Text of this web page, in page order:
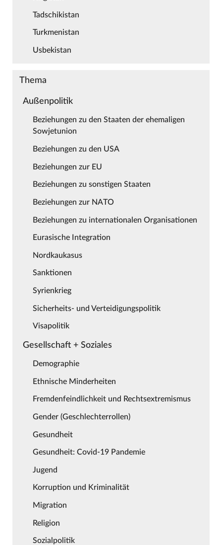
Tadschikistan
Turkmenistan
Usbekistan
Thema
Außenpolitik
Beziehungen zu den Staaten der ehemaligen
Sowjetunion
Beziehungen zu den USA
Beziehungen zur EU
Beziehungen zu sonstigen Staaten
Beziehungen zur NATO
Beziehungen zu internationalen Organisationen
Eurasische Integration
Nordkaukasus
Sanktionen
Syrienkrieg
Sicherheits- und Verteidigungspolitik
Visapolitik
Gesellschaft + Soziales
Demographie
Ethnische Minderheiten
Fremdenfeindlichkeit und Rechtsextremismus
Gender (Geschlechterrollen)
Gesundheit
Gesundheit: Covid-19 Pandemie
Jugend
Korruption und Kriminalität
Migration
Religion
Sozialpolitik